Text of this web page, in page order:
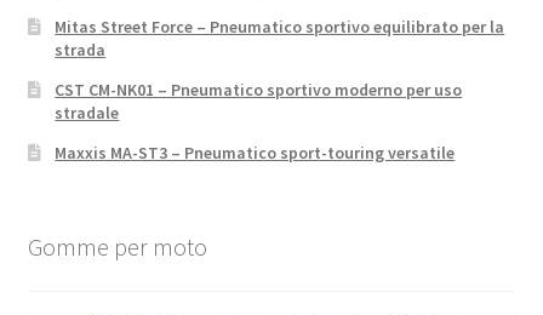
Mitas Street Force – Pneumatico sportivo equilibrato per la
strada
CST CM-NK01 – Pneumatico sportivo moderno per uso
stradale
Maxxis MA-ST3 – Pneumatico sport-touring versatile
Gomme per moto